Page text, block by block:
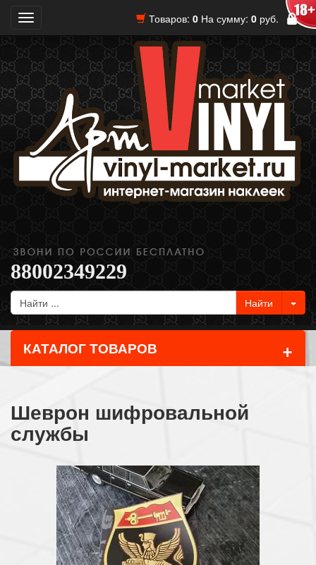
Товаров: 0 На сумму: 0 руб.
Toggle
navigation
88002349229
КАТАЛОГ ТОВАРОВ +
Шеврон шифровальной
службы